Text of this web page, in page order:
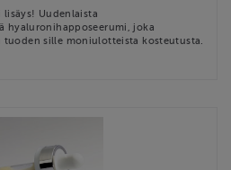
Uudenlaista
hyaluronihapposeerumi, joka
sille moniulotteista kosteutusta.